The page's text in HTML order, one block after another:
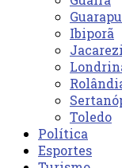
Ibiporã
Toledo
Política
Esportes